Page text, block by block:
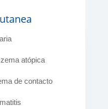
atópica
de contacto